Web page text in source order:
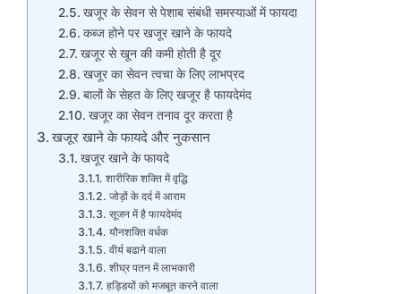
खजूर के सेवन से पेशाब संबंधी समस्याओं में फायदा
कब्ज होने पर खजूर खाने के फायदे
खजूर से खून की कमी होती है दूर
खजूर का सेवन त्वचा के लिए लाभप्रद
बालों के सेहत के लिए खजूर है फायदेमंद
खजूर का सेवन तनाव दूर करता है
खजूर खाने के फायदे और नुकसान
खजूर खाने के फायदे
शारीरिक शक्ति में वृद्धि
जोड़ों के दर्द में आराम
सूजन में है फायदेमंद
यौनशक्ति वर्धक
वीर्य बढाने वाला
शीघ्र पतन में लाभकारी
हड्डियों को मजबूत करने वाला